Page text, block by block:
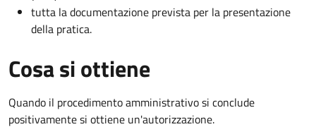
tutta la documentazione prevista per la presentazione
della pratica.
Cosa si ottiene
Quando il procedimento amministrativo si conclude
positivamente si ottiene un'autorizzazione.